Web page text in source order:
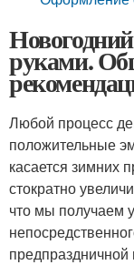
руками.
Любой процесс
положительные
касается зимних
стократно
что мы получаем
предпраздничной